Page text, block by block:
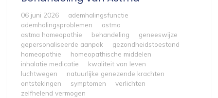
06 juni 2026
ademhalingsfunctie
ademhalingsproblemen
astma
astma homeopathie
behandeling
geneeswijze
gepersonaliseerde aanpak
gezondheidstoestand
homeopathie
homeopathische middelen
inhalatie medicatie
kwaliteit van leven
luchtwegen
natuurlijke genezende krachten
ontstekingen
symptomen
verlichten
zelfhelend vermogen